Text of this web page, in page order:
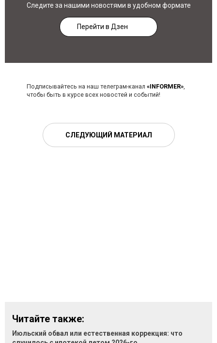
Следите за нашими новостями в удобном формате
Перейти в Дзен
Подписывайтесь на наш телеграм-канал «INFORMER»,
чтобы быть в курсе всех новостей и событий!
СЛЕДУЮЩИЙ МАТЕРИАЛ
Читайте также:
Июльский обвал или естественная коррекция: что